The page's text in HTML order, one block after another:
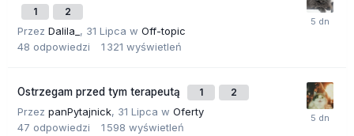
1 2
Przez Dalila_ , 31 Lipca w Off-topic
48 odpowiedzi 1 321 wyświetleń
Ostrzegam przed tym terapeutą 1 2
Przez panPytajnick, 31 Lipca w Oferty
47 odpowiedzi 1 598 wyświetleń